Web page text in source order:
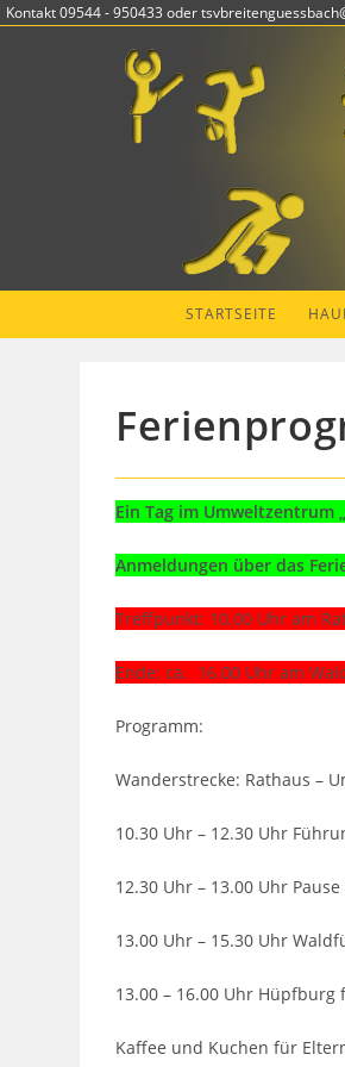
Zum
Kontakt 09544 - 950433 oder
STARTSEITE
Ein Tag im Umweltzentrum
Anmeldungen über das
Treffpunkt: 10.00 Uhram
Ende: ca. 16.00 Uhr am
Programm:
Wanderstrecke: Rathaus –
10.30 Uhr – 12.30 Uhr
12.30 Uhr – 13.00 Uhr
13.00 Uhr – 15.30 Uhr
13.00 – 16.00 Uhr
Kaffee und Kuchen für